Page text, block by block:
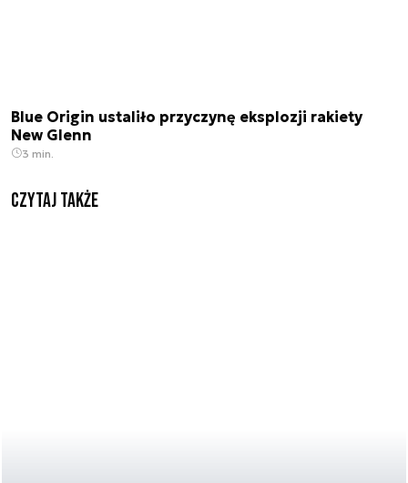
Blue Origin ustaliło przyczynę eksplozji rakiety
New Glenn
3 min.
Czytaj także